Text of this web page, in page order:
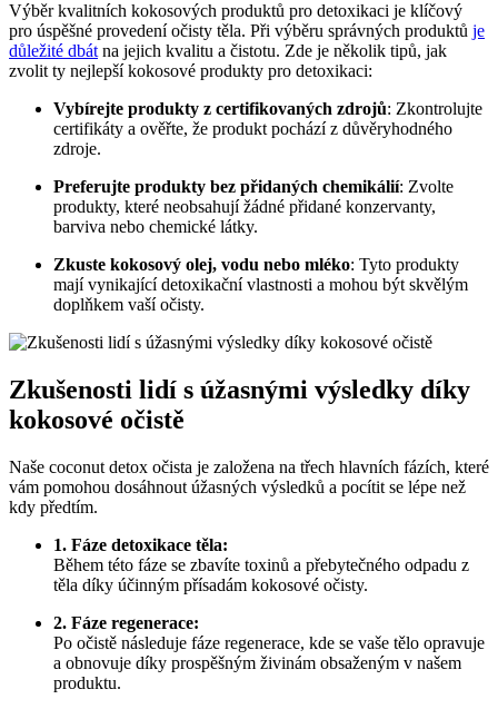
Výběr kvalitních kokosových produktů pro detoxikaci je klíčový
pro úspěšné provedení očisty těla. Při výběru správných produktů je
důležité dbát na jejich kvalitu a čistotu. Zde je několik tipů, jak
zvolit ty nejlepší kokosové produkty pro detoxikaci:
Vybírejte produkty z certifikovaných zdrojů: Zkontrolujte
certifikáty a ověřte, že produkt pochází z důvěryhodného
zdroje.
Preferujte produkty bez přidaných chemikálií: Zvolte
produkty, které neobsahují žádné přidané konzervanty,
barviva nebo chemické látky.
Zkuste kokosový olej, vodu nebo mléko: Tyto produkty
mají vynikající detoxikační vlastnosti a mohou být skvělým
doplňkem vaší očisty.
Zkušenosti lidí s úžasnými výsledky díky
kokosové očistě
Naše coconut detox očista je založena na třech hlavních fázích, které
vám pomohou dosáhnout úžasných výsledků a pocítit se lépe než
kdy předtím.
1. Fáze detoxikace těla:
Během této fáze se zbavíte toxinů a přebytečného odpadu z
těla díky účinným přísadám kokosové očisty.
2. Fáze regenerace:
Po očistě následuje fáze regenerace, kde se vaše tělo opravuje
a obnovuje díky prospěšným živinám obsaženým v našem
produktu.